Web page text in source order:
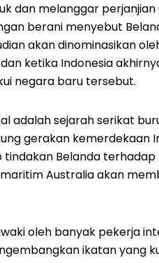
dan melanggar
berani menyebut
akan dinominasikan
ketika Indonesia
negara baru tersebut.
adalah sejarah serikat
gerakan kemerdekaan
Belanda
Australia akan
oleh banyak pekerja
ikatan yang